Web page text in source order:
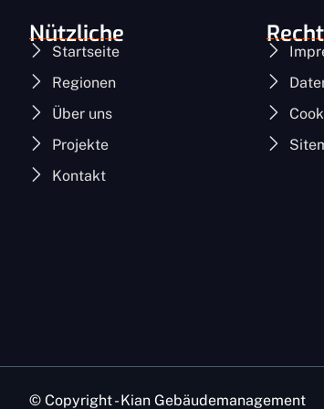
Nützliche
Startseite
Regionen
Über uns
Projekte
Kontakt
© Copyright - Kian Gebäudemanagement